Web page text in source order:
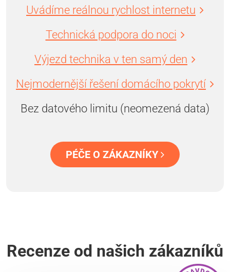
Uvádíme reálnou rychlost internetu
Technická podpora do noci
Výjezd technika v ten samý den
Nejmodernější řešení domácího pokrytí
Bez datového limitu (neomezená data)
PÉČE O ZÁKAZNÍKY
Recenze od našich zákazníků